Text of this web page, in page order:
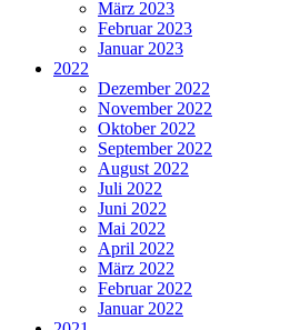
März 2023
Februar 2023
Januar 2023
2022
Dezember 2022
November 2022
Oktober 2022
September 2022
August 2022
Juli 2022
Juni 2022
Mai 2022
April 2022
März 2022
Februar 2022
Januar 2022